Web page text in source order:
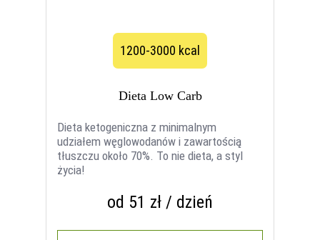
1200-3000 kcal
Dieta Low Carb
Dieta ketogeniczna z minimalnym
udziałem węglowodanów i zawartością
tłuszczu około 70%. To nie dieta, a styl
życia!
od 51 zł / dzień